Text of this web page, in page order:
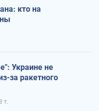
кто на
Украине не
за ракетного
т.